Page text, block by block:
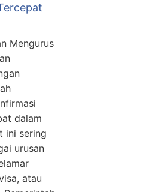
Mengurus
dalam
ini sering
urusan
atau